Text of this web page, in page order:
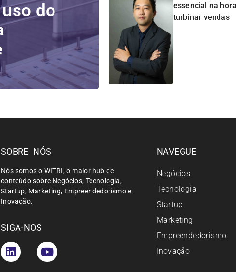
do
essencial na
turbinar vendas
SOBRE NÓS
Nós somos o WITRI, o maior hub de
conteúdo sobre Negócios, Tecnologia,
Startup, Marketing, Empreendedorismo e
Inovação.
SIGA-NOS
NAVEGUE
Negócios
Tecnologia
Startup
Marketing
Empreendedorismo
Inovação